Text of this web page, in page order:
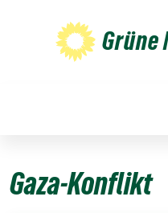
Grüne
Gaza-Konflikt